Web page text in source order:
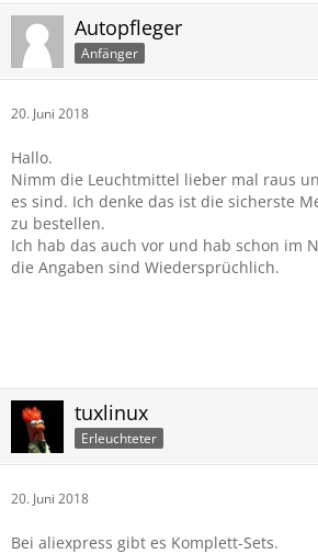
Autopfleger
Anfänger
20. Juni 2018
Hallo.
Nimm die Leuchtmittel lieber mal raus
es sind. Ich denke das ist die sicherste
zu bestellen.
Ich hab das auch vor und hab schon im
die Angaben sind Wiedersprüchlich.
tuxlinux
Erleuchteter
20. Juni 2018
Bei aliexpress gibt es Komplett-Sets.